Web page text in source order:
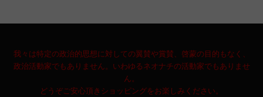
我々は特定の政治的思想に対しての翼賛や賞賛、啓蒙の目的もなく、
政治活動家でもありません。いわゆるネオナチの活動家でもありませ
ん。
どうぞご安心頂きショッピングをお楽しみください。